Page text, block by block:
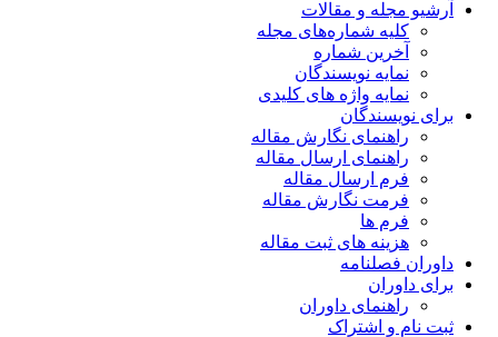
آرشیو مجله و مقالات
کلیه شماره‌های مجله
آخرین شماره
نمایه نویسندگان
نمایه واژه های کلیدی
برای نویسندگان
راهنمای نگارش مقاله
راهنمای ارسال مقاله
فرم ارسال مقاله
فرمت نگارش مقاله
فرم ها
هزینه های ثبت مقاله
داوران فصلنامه
برای داوران
راهنمای داوران
ثبت نام و اشتراک